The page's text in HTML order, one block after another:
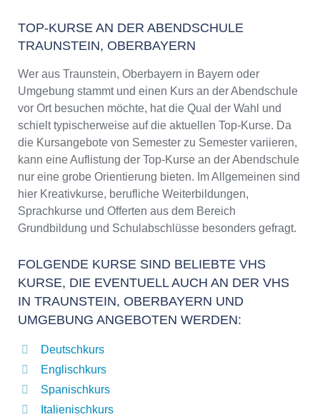
TOP-KURSE AN DER ABENDSCHULE
TRAUNSTEIN, OBERBAYERN
Wer aus Traunstein, Oberbayern in Bayern oder
Umgebung stammt und einen Kurs an der Abendschule
vor Ort besuchen möchte, hat die Qual der Wahl und
schielt typischerweise auf die aktuellen Top-Kurse. Da
die Kursangebote von Semester zu Semester variieren,
kann eine Auflistung der Top-Kurse an der Abendschule
nur eine grobe Orientierung bieten. Im Allgemeinen sind
hier Kreativkurse, berufliche Weiterbildungen,
Sprachkurse und Offerten aus dem Bereich
Grundbildung und Schulabschlüsse besonders gefragt.
FOLGENDE KURSE SIND BELIEBTE VHS
KURSE, DIE EVENTUELL AUCH AN DER VHS
IN TRAUNSTEIN, OBERBAYERN UND
UMGEBUNG ANGEBOTEN WERDEN:
Deutschkurs
Englischkurs
Spanischkurs
Italienischkurs